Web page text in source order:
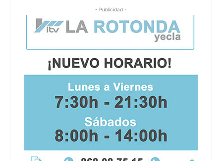
- Publicidad -